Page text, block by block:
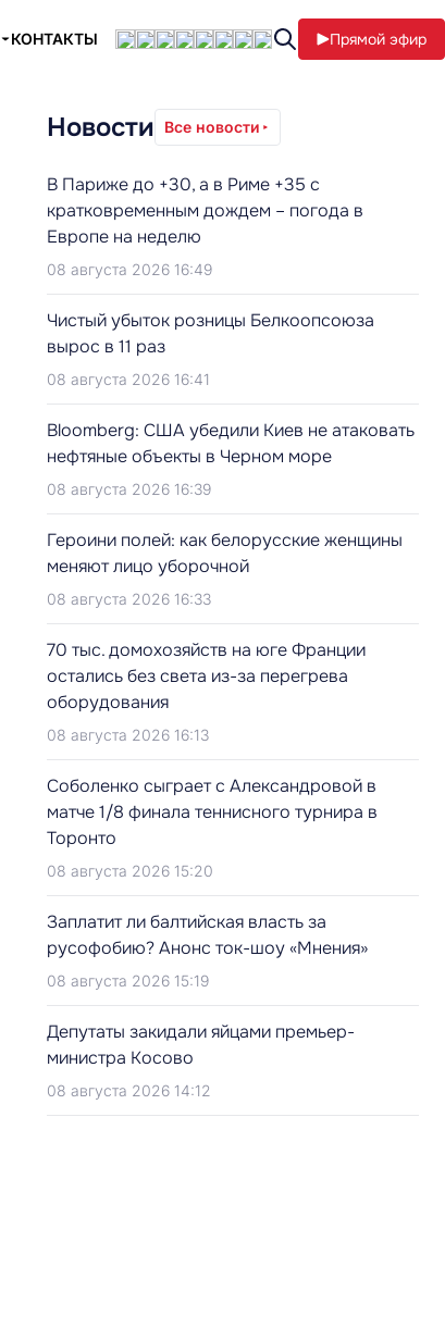
КОНТАКТЫ Прямой эфир
Новости Все новости
В Париже до +30, а в Риме +35 с
кратковременным дождем – погода в
Европе на неделю
08 августа 2026 16:49
Чистый убыток розницы Белкоопсоюза
вырос в 11 раз
08 августа 2026 16:41
Bloomberg: США убедили Киев не атаковать
нефтяные объекты в Черном море
08 августа 2026 16:39
Героини полей: как белорусские женщины
меняют лицо уборочной
08 августа 2026 16:33
70 тыс. домохозяйств на юге Франции
остались без света из-за перегрева
оборудования
08 августа 2026 16:13
Соболенко сыграет с Александровой в
матче 1/8 финала теннисного турнира в
Торонто
08 августа 2026 15:20
Заплатит ли балтийская власть за
русофобию? Анонс ток-шоу «Мнения»
08 августа 2026 15:19
Депутаты закидали яйцами премьер-
министра Косово
08 августа 2026 14:12